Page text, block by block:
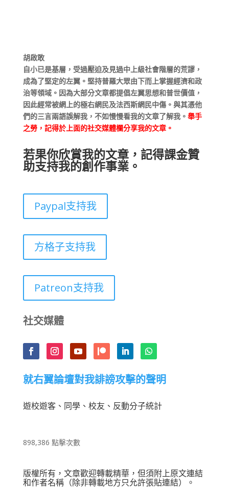
胡啟敢
自小已是基層，受過壓迫及見過中上級社會階層的荒謬，
成為了堅定的左翼。堅持普羅大眾由下而上掌握經濟和政
治等領域。因為大部分文章都提倡左翼思想和普世價值，
因此經常被網上的極右網民及法西斯網民中傷。與其憑他
們的三言兩語誤解我，不如慢慢看我的文章了解我。 舉手
之勞，記得於上面的社交媒體欄分享我的文章。
若果你欣賞我的文章，記得課金贊
助支持我的創作事業。
Paypal支持我
方格子支持我
Patreon支持我
社交媒體
就右翼論壇對我誹謗攻擊的聲明
遊校遊客、同學、校友、反動分子統計
898,386 點擊次數
版權所有，文章歡迎轉載精華，但須附上原文連結
和作者名稱（除非轉載地方只允許張貼連結）。